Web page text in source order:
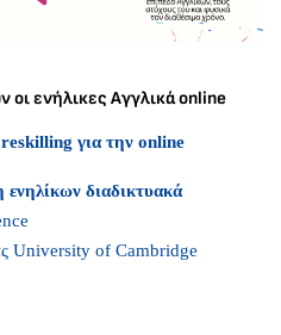
οι ενήλικες Aγγλικά online
για την online
διαδικτυακά
University of Cambridge